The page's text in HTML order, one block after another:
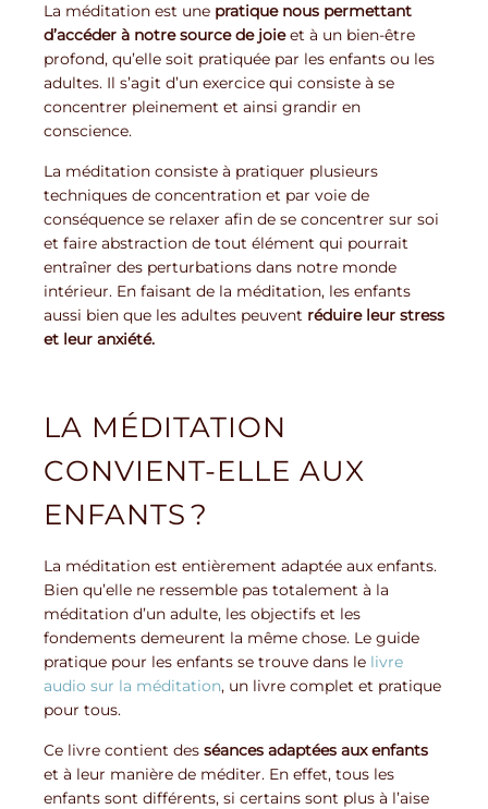
La méditation est une pratique nous permettant
d’accéder à notre source de joieet à un bien-être
profond, qu’elle soit pratiquée par les enfants ou les
adultes. Il s’agit d’un exercice qui consiste à se
concentrer pleinement et ainsi grandir en
conscience.
La méditation consiste à pratiquer plusieurs
techniques de concentration et par voie de
conséquence se relaxer afin de se concentrer sur soi
et faire abstraction de tout élément qui pourrait
entraîner des perturbations dans notre monde
intérieur. En faisant de la méditation, les enfants
aussi bien que les adultes peuvent réduire leur stress
et leur anxiété.
LA MÉDITATION
CONVIENT-ELLE AUX
ENFANTS ?
La méditation est entièrement adaptée aux enfants.
Bien qu’elle ne ressemble pas totalement à la
méditation d’un adulte, les objectifs et les
fondements demeurent la même chose. Le guide
pratique pour les enfants se trouve dans le livre
audio sur la méditation, un livre complet et pratique
pour tous.
Ce livre contient des séances adaptées aux enfants
et à leur manière de méditer. En effet, tous les
enfants sont différents, si certains sont plus à l’aise